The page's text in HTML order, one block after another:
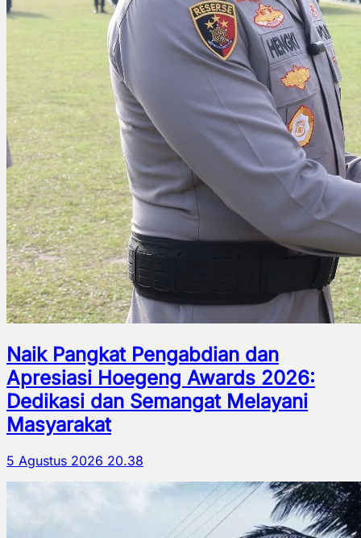
Naik Pangkat Pengabdian dan
Apresiasi Hoegeng Awards 2026:
Dedikasi dan Semangat Melayani
Masyarakat
5 Agustus 2026 20.38